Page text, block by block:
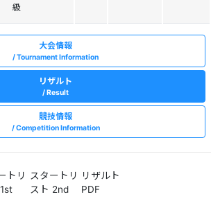
級
大会情報
Tournament Information
リザルト
Result
競技情報
Competition Information
トリ
スタートリ
スト 2nd
リザルト
PDF